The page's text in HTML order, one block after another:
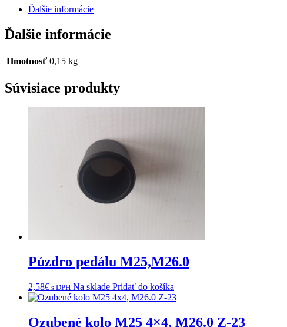
Ďalšie informácie
Ďalšie informácie
Hmotnosť 0,15 kg
Súvisiace produkty
Púzdro pedálu M25,M26.0
2,58€ s DPH Na sklade Pridať do košíka
Ozubené kolo M25 4×4, M26.0 Z-23